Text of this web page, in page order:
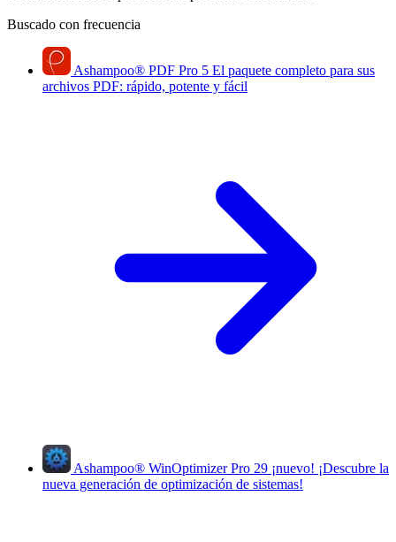
Buscado con frecuencia
Ashampoo® PDF Pro 5 El paquete completo para sus
archivos PDF: rápido, potente y fácil
Ashampoo® WinOptimizer Pro 29 ¡nuevo! ¡Descubre la
nueva generación de optimización de sistemas!